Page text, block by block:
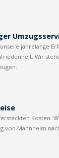
jahrelange
Wir
Kosten.
von Mannheim